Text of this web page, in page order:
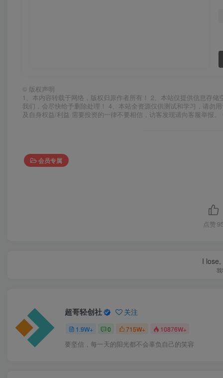
© 版权声明
1、本内容转载于网络，版权归原作者所有！ 2、本站仅提供信息存
我们，会尽快给予删除处理！ 4、本站全资源仅供测试和学习，请勿
及自身权益/利益 需要投资的一律不要相信，访客发现请向客服举报
会员专属
点赞
I
超哥轻创社 关注
1.9W+ 0 715W+ 10876W+
要坚信，每一天的阳光都不会辜负自己的笑容